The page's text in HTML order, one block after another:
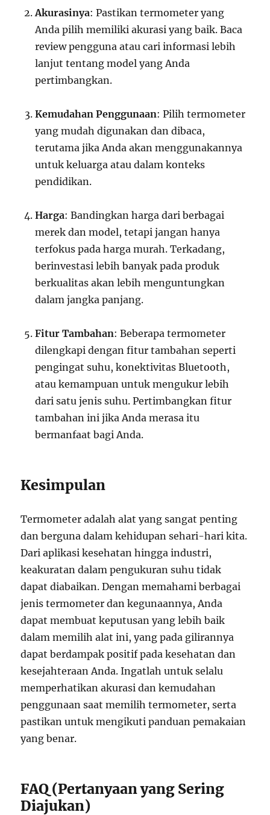
Akurasinya: Pastikan termometer yang
Anda pilih memiliki akurasi yang baik. Baca
review pengguna atau cari informasi lebih
lanjut tentang model yang Anda
pertimbangkan.
Kemudahan Penggunaan: Pilih termometer
yang mudah digunakan dan dibaca,
terutama jika Anda akan menggunakannya
untuk keluarga atau dalam konteks
pendidikan.
Harga: Bandingkan harga dari berbagai
merek dan model, tetapi jangan hanya
terfokus pada harga murah. Terkadang,
berinvestasi lebih banyak pada produk
berkualitas akan lebih menguntungkan
dalam jangka panjang.
Fitur Tambahan: Beberapa termometer
dilengkapi dengan fitur tambahan seperti
pengingat suhu, konektivitas Bluetooth,
atau kemampuan untuk mengukur lebih
dari satu jenis suhu. Pertimbangkan fitur
tambahan ini jika Anda merasa itu
bermanfaat bagi Anda.
Kesimpulan
Termometer adalah alat yang sangat penting
dan berguna dalam kehidupan sehari-hari kita.
Dari aplikasi kesehatan hingga industri,
keakuratan dalam pengukuran suhu tidak
dapat diabaikan. Dengan memahami berbagai
jenis termometer dan kegunaannya, Anda
dapat membuat keputusan yang lebih baik
dalam memilih alat ini, yang pada gilirannya
dapat berdampak positif pada kesehatan dan
kesejahteraan Anda. Ingatlah untuk selalu
memperhatikan akurasi dan kemudahan
penggunaan saat memilih termometer, serta
pastikan untuk mengikuti panduan pemakaian
yang benar.
FAQ (Pertanyaan yang Sering
Diajukan)